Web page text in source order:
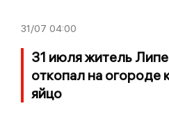
31/07 04:00
31 июля житель
откопал на огороде
яйцо